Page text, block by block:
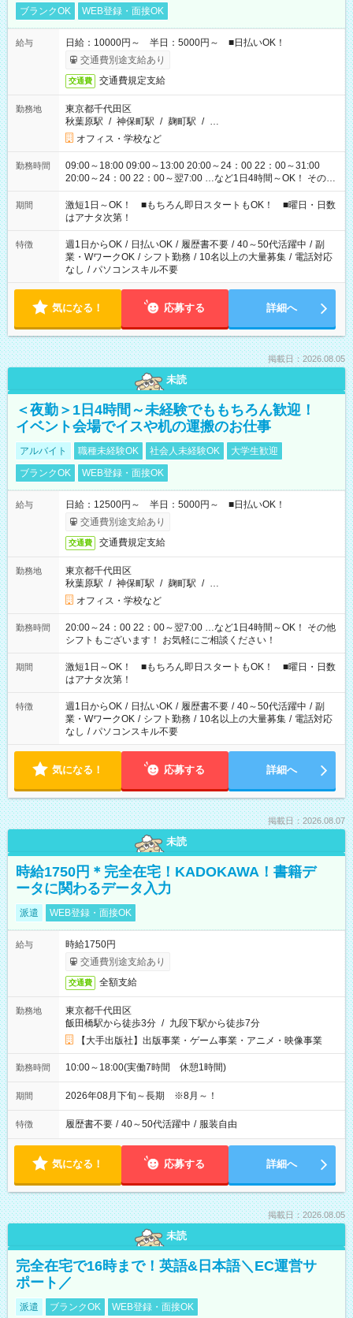
ブランクOK
WEB登録・面接OK
給与
日給：10000円～ 半日：5000円～ ■日払いOK！
交通費別途支給あり
交通費 交通費規定支給
勤務地
東京都千代田区
秋葉原駅 / 神保町駅 / 麹町駅 / …
オフィス・学校など
勤務時間
09:00～18:00 09:00～13:00 20:00～24：00 22：00～31:00
20:00～24：00 22：00～翌7:00 …など1日4時間～OK！ その他
シフトもございます！ お気軽にご相談ください！
期間
激短1日～OK！ ■もちろん即日スタートもOK！ ■曜日・日数
はアナタ次第！
特徴 週1日からOK / 日払いOK / 履歴書不要 / 40～50代活躍中 / 副
業・WワークOK / シフト勤務 / 10名以上の大量募集 / 電話対応
なし / パソコンスキル不要
気になる！ 応募する 詳細へ
掲載日：2026.08.05
未読
＜夜勤＞1日4時間～未経験でももちろん歓迎！
イベント会場でイスや机の運搬のお仕事
アルバイト 職種未経験OK 社会人未経験OK
大学生歓迎
ブランクOK
WEB登録・面接OK
給与
日給：12500円～ 半日：5000円～ ■日払いOK！
交通費別途支給あり
交通費 交通費規定支給
勤務地
東京都千代田区
秋葉原駅 / 神保町駅 / 麹町駅 / …
オフィス・学校など
勤務時間
20:00～24：00 22：00～翌7:00 …など1日4時間～OK！ その他
シフトもございます！ お気軽にご相談ください！
期間
激短1日～OK！ ■もちろん即日スタートもOK！ ■曜日・日数
はアナタ次第！
特徴 週1日からOK / 日払いOK / 履歴書不要 / 40～50代活躍中 / 副
業・WワークOK / シフト勤務 / 10名以上の大量募集 / 電話対応
なし / パソコンスキル不要
気になる！ 応募する 詳細へ
掲載日：2026.08.07
未読
時給1750円＊完全在宅！KADOKAWA！書籍デ
ータに関わるデータ入力
派遣 WEB登録・面接OK
給与
時給1750円
交通費別途支給あり
交通費 全額支給
勤務地
東京都千代田区
飯田橋駅から徒歩3分 / 九段下駅から徒歩7分
【大手出版社】出版事業・ゲーム事業・アニメ・映像事業
勤務時間 10:00～18:00(実働7時間 休憩1時間)
期間 2026年08月下旬～長期 ※8月～！
特徴 履歴書不要 / 40～50代活躍中 / 服装自由
気になる！ 応募する 詳細へ
掲載日：2026.08.05
未読
完全在宅で16時まで！英語&日本語＼EC運営サ
ポート／
派遣 ブランクOK WEB登録・面接OK